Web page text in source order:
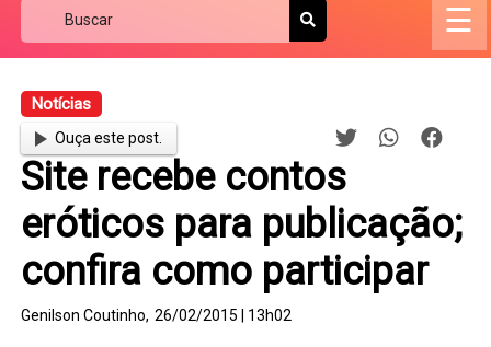
☰
Notícias
Ouça este post.
Site recebe contos
eróticos para publicação;
confira como participar
Genilson Coutinho, 26/02/2015 | 13h02